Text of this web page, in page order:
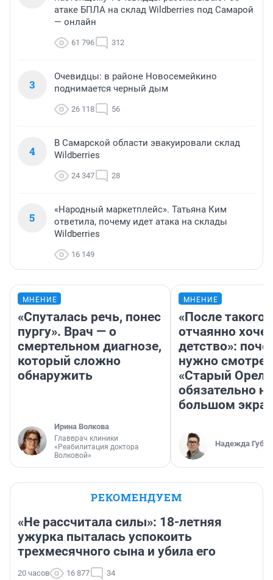
атаке БПЛА на склад Wildberries под Самарой
— онлайн
61 796 312
3
Очевидцы: в районе Новосемейкино
поднимается черный дым
26 118 56
4
В Самарской области эвакуировали склад
Wildberries
24 347 28
5
«Народный маркетплейс». Татьяна Ким
ответила, почему идет атака на склады
Wildberries
16 149
МНЕНИЕ
«Спуталась речь, понес
пургу». Врач — о
смертельном диагнозе,
который сложно
обнаружить
Ирина Волкова
Главврач клиники
«Реабилитация доктора
Волковой»
МНЕНИЕ
«После такого
отчаянно
детство»:
нужно
«Старый
обязательно на
большом
Надежда
РЕКОМЕНДУЕМ
«Не рассчитала силы»: 18-летняя
ужурка пыталась успокоить
трехмесячного сына и убила его
20 часов 16 877 34